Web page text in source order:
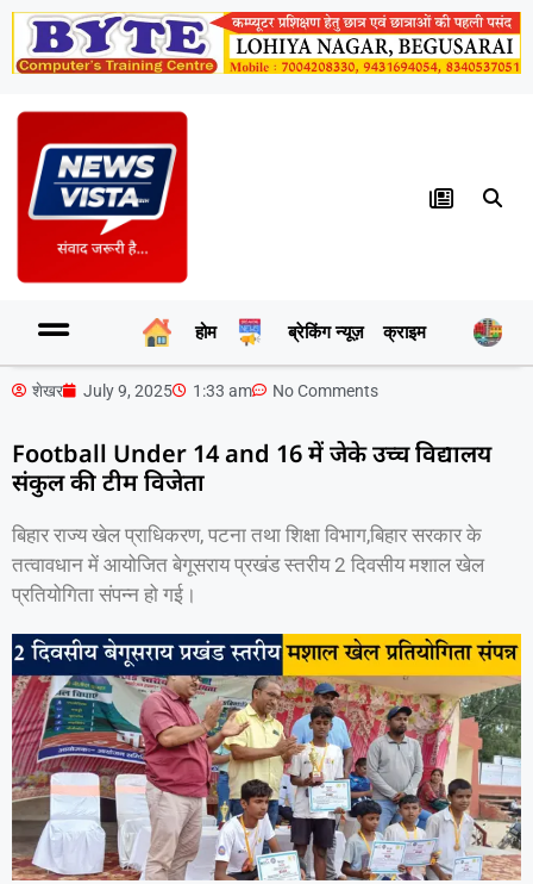
होम ब्रेकिंग न्यूज़ क्राइम
शेखर July 9, 2025 1:33 am No Comments
Football Under 14 and 16 में जेके उच्च विद्यालय
संकुल की टीम विजेता
बिहार राज्य खेल प्राधिकरण, पटना तथा शिक्षा विभाग,बिहार सरकार के
तत्वावधान में आयोजित बेगूसराय प्रखंड स्तरीय 2 दिवसीय मशाल खेल
प्रतियोगिता संपन्न हो गई।